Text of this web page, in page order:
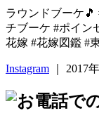
ラウンドブーケ🎵
チブーケ #ポイン
花嫁 #花嫁図鑑 #
Instagram ｜ 2017